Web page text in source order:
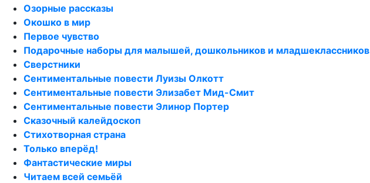
Озорные рассказы
Окошко в мир
Первое чувство
Подарочные наборы для малышей, дошкольников и младшеклассников
Сверстники
Сентиментальные повести Луизы Олкотт
Сентиментальные повести Элизабет Мид-Смит
Сентиментальные повести Элинор Портер
Сказочный калейдоскоп
Стихотворная страна
Только вперёд!
Фантастические миры
Читаем всей семьёй